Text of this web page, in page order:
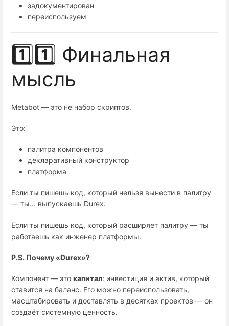
задокументирован
переиспользуем
1️⃣1️⃣ Финальная
мысль
Metabot — это не набор скриптов.
Это:
палитра компонентов
декларативный конструктор
платформа
Если ты пишешь код, который нельзя вынести в палитру
— ты... выпускаешь Durex.
Если ты пишешь код, который расширяет палитру — ты
работаешь как инженер платформы.
P.S. Почему «Durex»?
Компонент — это капитал: инвестиция и актив, который
ставится на баланс. Его можно переиспользовать,
масштабировать и доставлять в десятках проектов — он
создаёт системную ценность.